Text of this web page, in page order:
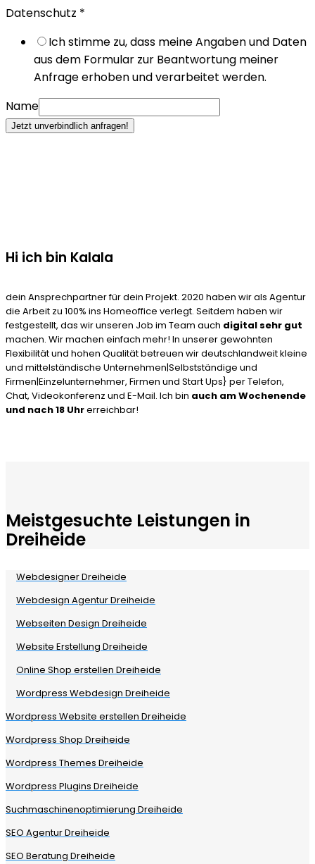
Datenschutz *
Ich stimme zu, dass meine Angaben und Daten
aus dem Formular zur Beantwortung meiner
Anfrage erhoben und verarbeitet werden.
Name
Jetzt unverbindlich anfragen!
Hi ich bin Kalala
dein Ansprechpartner für dein Projekt. 2020 haben wir als Agentur
die Arbeit zu 100% ins Homeoffice verlegt. Seitdem haben wir
festgestellt, das wir unseren Job im Team auch digital sehr gut
machen. Wir machen einfach mehr! In unserer gewohnten
Flexibilität und hohen Qualität betreuen wir deutschlandweit kleine
und mittelständische Unternehmen|Selbstständige und
Firmen|Einzelunternehmer, Firmen und Start Ups} per Telefon,
Chat, Videokonferenz und E-Mail. Ich bin auch am Wochenende
und nach 18 Uhrerreichbar!
Meistgesuchte Leistungen in
Dreiheide
Webdesigner Dreiheide
Webdesign Agentur Dreiheide
Webseiten Design Dreiheide
Website Erstellung Dreiheide
Online Shop erstellen Dreiheide
Wordpress Webdesign Dreiheide
Wordpress Website erstellen Dreiheide
Wordpress Shop Dreiheide
Wordpress Themes Dreiheide
Wordpress Plugins Dreiheide
Suchmaschinenoptimierung Dreiheide
SEO Agentur Dreiheide
SEO Beratung Dreiheide